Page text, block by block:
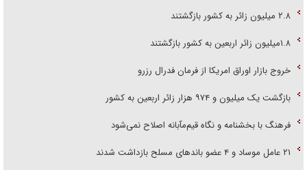
۲.۸ میلیون زائر به کشور بازگشتند
۱.۸میلیون زائر اربعین به کشور بازگشتند
خروج بازار اوراق امریکا از فرمان فدرال رزرو
بازگشت یک میلیون و ۹۷۴ هزار زائر اربعین به کشور
فرهنگ با بخشنامه و نگاه قیم‌مآبانه اصلاح نمی‌شود
۲۱ عامل موساد و ۴ عضو باند‌های مسلح بازداشت شدند